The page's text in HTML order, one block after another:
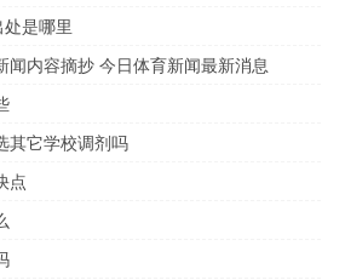
是哪里
闻内容摘抄 今日体育新闻最新消息
其它学校调剂吗
点